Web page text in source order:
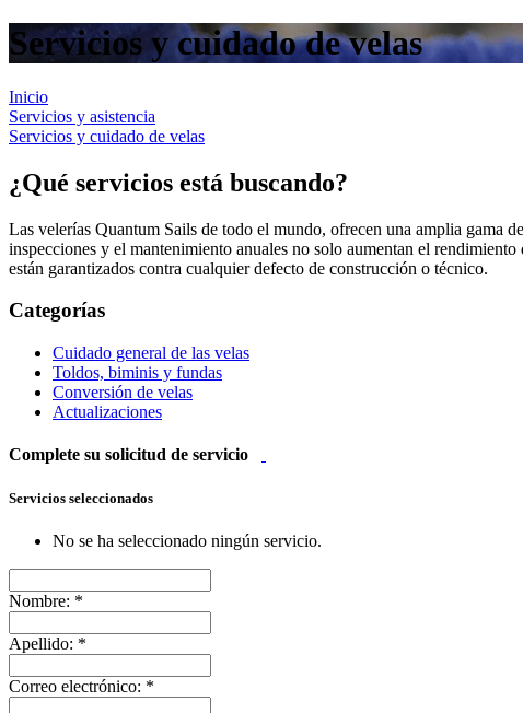
Servicios y cuidado de velas
Inicio
Servicios y asistencia
Servicios y cuidado de velas
¿Qué servicios está buscando?
Las velerías Quantum Sails de todo el mundo, ofrecen una amplia gama
inspecciones y el mantenimiento anuales no solo aumentan el
están garantizados contra cualquier defecto de construcción o técnico.
Categorías
Cuidado general de las velas
Toldos, biminis y fundas
Conversión de velas
Actualizaciones
Complete su solicitud de servicio
Servicios seleccionados
No se ha seleccionado ningún servicio.
Nombre: *
Apellido: *
Correo electrónico: *